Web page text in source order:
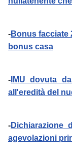
-Bonus facciate
bonus casa
- IMU dovuta
all'eredità del
-Dichiarazione
agevolazioni